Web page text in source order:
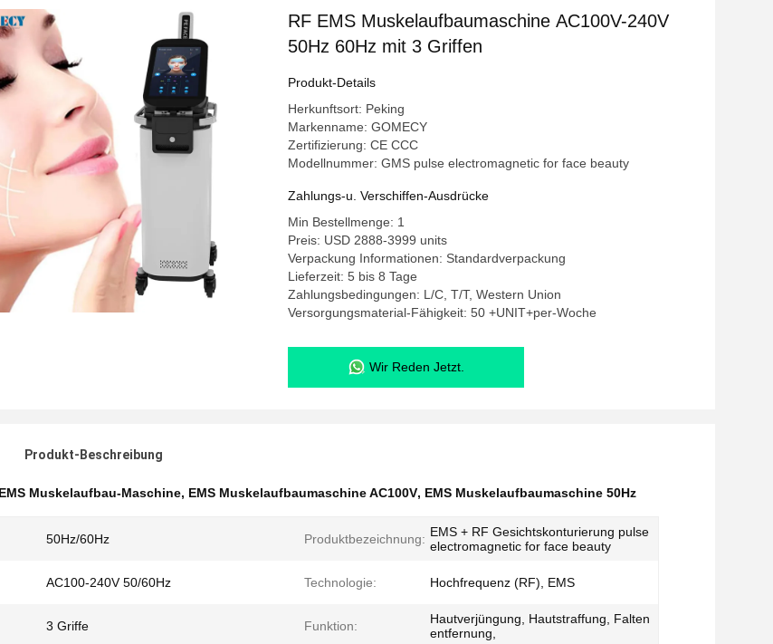
RF EMS Muskelaufbaumaschine AC100V-240V
50Hz 60Hz mit 3 Griffen
Produkt-Details
Herkunftsort: Peking
Markenname: GOMECY
Zertifizierung: CE CCC
Modellnummer: GMS pulse electromagnetic for face beauty
Zahlungs-u. Verschiffen-Ausdrücke
Min Bestellmenge: 1
Preis: USD 2888-3999 units
Verpackung Informationen: Standardverpackung
Lieferzeit: 5 bis 8 Tage
Zahlungsbedingungen: L/C, T/T, Western Union
Versorgungsmaterial-Fähigkeit: 50 +UNIT+per-Woche
Wir Reden Jetzt.
Produkt-Beschreibung
Muskelaufbau-Maschine, EMS Muskelaufbaumaschine AC100V, EMS Muskelaufbaumaschine 50Hz
50Hz/60Hz Produktbezeichnung: EMS + RF Gesichtskonturierung pulse
electromagnetic for face beauty
AC100-240V 50/60Hz Technologie: Hochfrequenz (RF), EMS
3 Griffe Funktion:
Hautverjüngung, Hautstraffung, Falten
entfernung,